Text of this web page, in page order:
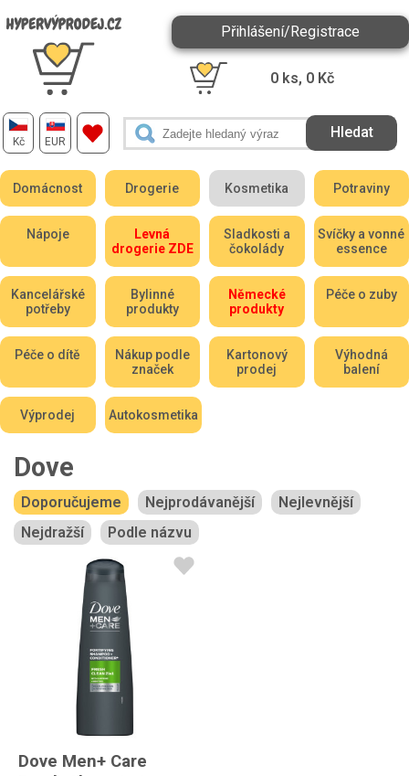
Kč EUR
Přihlášení/Registrace
0 ks, 0 Kč
Domácnost Drogerie Kosmetika Potraviny
Nápoje
Levná
drogerie ZDE
Sladkosti a
čokolády
Svíčky a vonné
essence
Kancelářské
potřeby
Bylinné
produkty
Německé
produkty
Péče o zuby
Péče o dítě
Nákup podle
značek
Kartonový
prodej
Výhodná
balení
Výprodej Autokosmetika
Dove
Doporučujeme Nejprodávanější
Nejlevnější
Nejdražší
Podle názvu
Dove Men+ Care